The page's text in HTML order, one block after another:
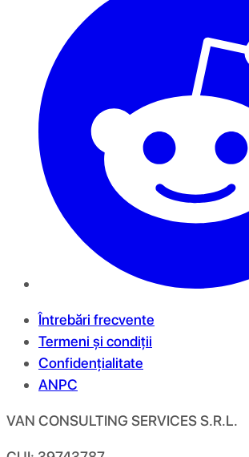
Întrebări frecvente
Termeni și condiții
Confidențialitate
ANPC
VAN CONSULTING SERVICES S.R.L.